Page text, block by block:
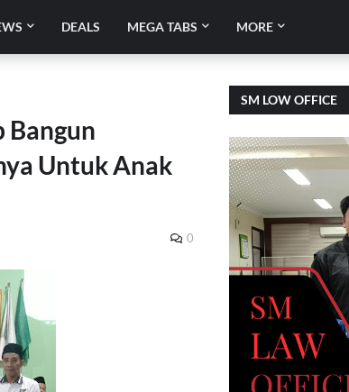
DEALS MEGA TABS MORE
Bangun
Untuk Anak
0
SM LOW OFFICE